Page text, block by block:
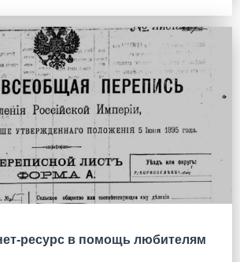
ресурс в помощь любителям